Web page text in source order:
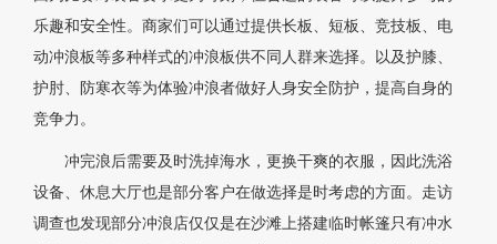
乐趣和安全性。商家们可以通过提供长板、短板、竞技板、电
动冲浪板等多种样式的冲浪板供不同人群来选择。以及护膝、
护肘、防寒衣等为体验冲浪者做好人身安全防护，提高自身的
竞争力。
冲完浪后需要及时洗掉海水，更换干爽的衣服，因此洗浴
设备、休息大厅也是部分客户在做选择是时考虑的方面。走访
调查也发现部分冲浪店仅仅是在沙滩上搭建临时帐篷只有冲水